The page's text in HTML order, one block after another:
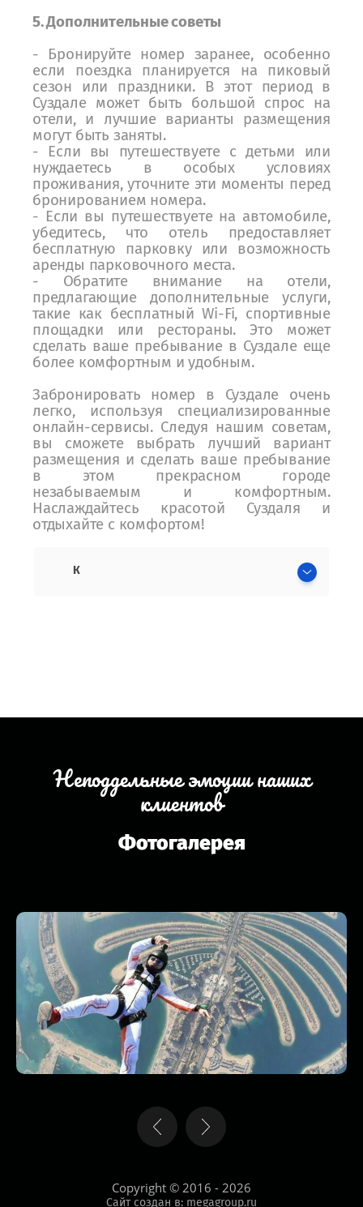
5. Дополнительные советы
- Бронируйте номер заранее, особенно
если поездка планируется на пиковый
сезон или праздники. В этот период в
Суздале может быть большой спрос на
отели, и лучшие варианты размещения
могут быть заняты.
- Если вы путешествуете с детьми или
нуждаетесь в особых условиях
проживания, уточните эти моменты перед
бронированием номера.
- Если вы путешествуете на автомобиле,
убедитесь, что отель предоставляет
бесплатную парковку или возможность
аренды парковочного места.
- Обратите внимание на отели,
предлагающие дополнительные услуги,
такие как бесплатный Wi-Fi, спортивные
площадки или рестораны. Это может
сделать ваше пребывание в Суздале еще
более комфортным и удобным.
Забронировать номер в Суздале очень
легко, используя специализированные
онлайн-сервисы. Следуя нашим советам,
вы сможете выбрать лучший вариант
размещения и сделать ваше пребывание
в этом прекрасном городе
незабываемым и комфортным.
Наслаждайтесь красотой Суздаля и
отдыхайте с комфортом!
К
Неподдельные эмоции наших
клиентов
Фотогалерея
Copyright © 2016 - 2026
Сайт создан в: megagroup.ru